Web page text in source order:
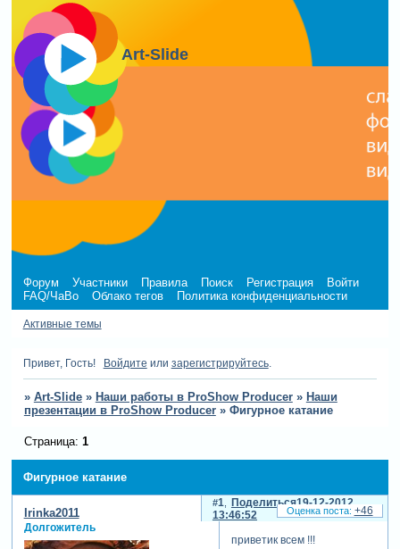
Art-Slide
Форум Участники Правила Поиск Регистрация
Войти
FAQ/ЧаВо
Облако тегов Политика конфиденциальности
Активные темы
Привет, Гость! Войдите или зарегистрируйтесь.
» Art-Slide » Наши работы в ProShow Producer » Наши
презентации в ProShow Producer » Фигурное катание
Фигурное катание
Страница: 1
Поделиться
1
19-12-2012
13:46:52
Irinka2011
Долгожитель
приветик всем !!!
+46